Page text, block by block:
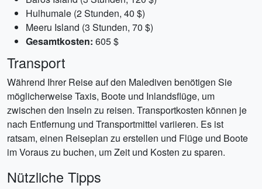
Hulhumale (2 Stunden, 40 $)
Meeru Island (3 Stunden, 70 $)
Gesamtkosten: 605 $
Transport
Während Ihrer Reise auf den Malediven benötigen Sie
möglicherweise Taxis, Boote und Inlandsflüge, um
zwischen den Inseln zu reisen. Transportkosten können je
nach Entfernung und Transportmittel variieren. Es ist
ratsam, einen Reiseplan zu erstellen und Flüge und Boote
im Voraus zu buchen, um Zeit und Kosten zu sparen.
Nützliche Tipps